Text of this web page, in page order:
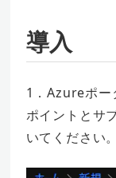
導入
1．Azureポー
ポイントとサ
いてください。